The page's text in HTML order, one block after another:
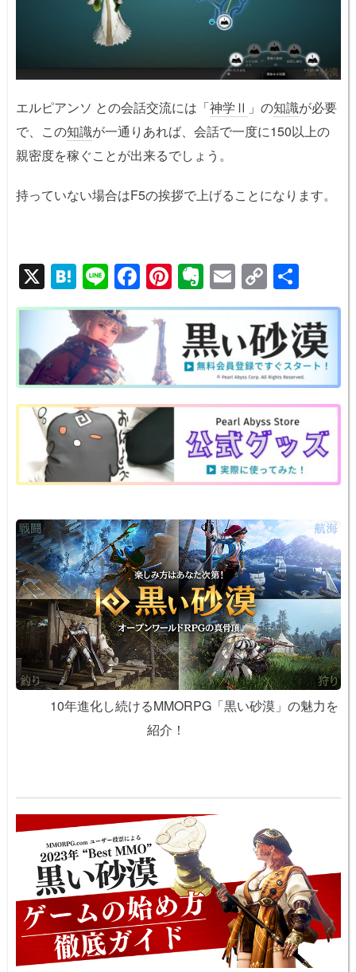
エルピアンソ との会話交流には「神学Ⅱ 」の知識が必要
で、この知識が一通りあれば、会話で一度に150以上の
親密度を稼ぐことが出来るでしょう。
持っていない場合はF5の挨拶で上げることになります。
X H
at
e
n
a
Li
n
e
F
a
c
b
o
o
k
Pi
nt
er
e
st
E
v
er
n
ot
e
E
m
ail
C
o
p
y
Li
n
k
有
10年進化し続けるMMORPG「黒い砂漠」の魅力を
紹介！